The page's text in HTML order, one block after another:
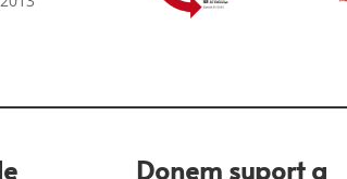
Donem suport a